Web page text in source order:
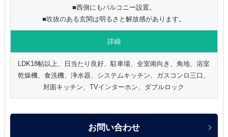
■西側にもバルコニー設置。
■吹抜のある玄関は明るさと解放感があります。
詳細
LDK18帖以上、日当たり良好、駐車場、全室南向き、角地、浴室
乾燥機、食洗機、浄水器、システムキッチン、ガスコンロ三口、
対面キッチン、TVインターホン、ダブルロック
お問い合わせ